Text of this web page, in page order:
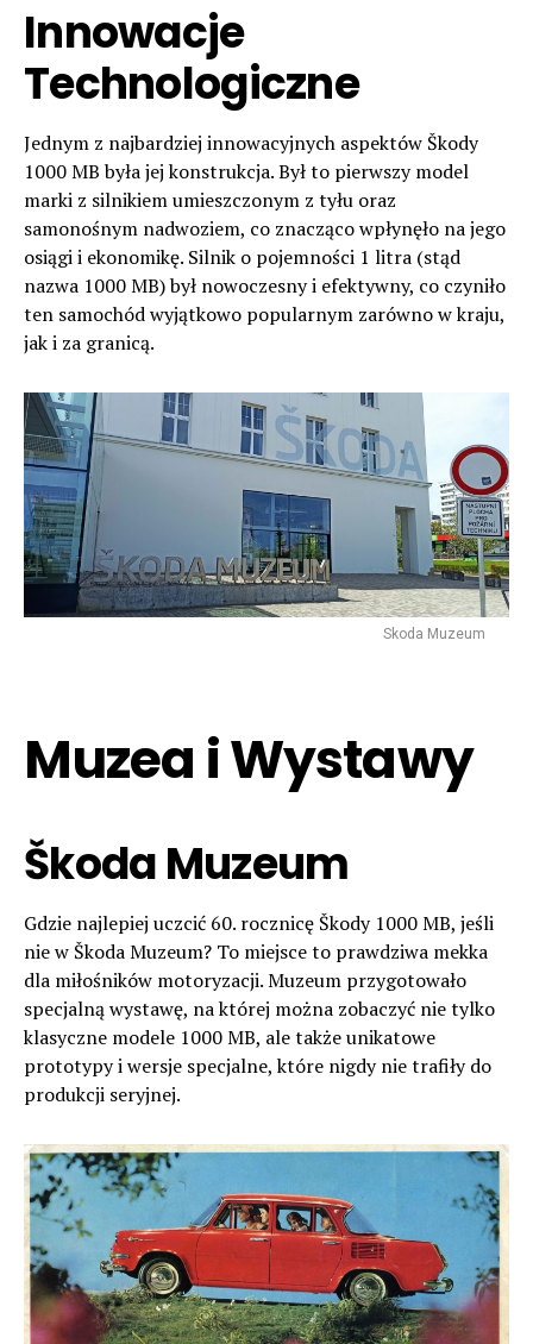
Innowacje
Technologiczne
Jednym z najbardziej innowacyjnych aspektów Škody
1000 MB była jej konstrukcja. Był to pierwszy model
marki z silnikiem umieszczonym z tyłu oraz
samonośnym nadwoziem, co znacząco wpłynęło na jego
osiągi i ekonomikę. Silnik o pojemności 1 litra (stąd
nazwa 1000 MB) był nowoczesny i efektywny, co czyniło
ten samochód wyjątkowo popularnym zarówno w kraju,
jak i za granicą.
Skoda Muzeum
Muzea i Wystawy
Škoda Muzeum
Gdzie najlepiej uczcić 60. rocznicę Škody 1000 MB, jeśli
nie w Škoda Muzeum? To miejsce to prawdziwa mekka
dla miłośników motoryzacji. Muzeum przygotowało
specjalną wystawę, na której można zobaczyć nie tylko
klasyczne modele 1000 MB, ale także unikatowe
prototypy i wersje specjalne, które nigdy nie trafiły do
produkcji seryjnej.